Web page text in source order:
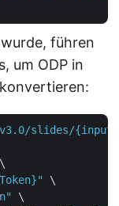
führen
um ODP in
slides/
\
\
\